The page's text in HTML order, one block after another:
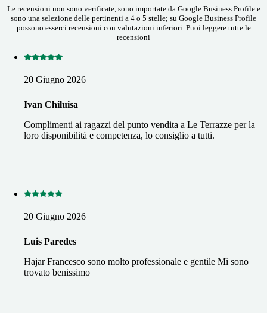
Le recensioni non sono verificate, sono importate da Google Business Profile e
sono una selezione delle pertinenti a 4 o 5 stelle; su Google Business Profile
possono esserci recensioni con valutazioni inferiori. Puoi leggere tutte le
recensioni
20 Giugno 2026
Ivan Chiluisa
Complimenti ai ragazzi del punto vendita a Le Terrazze per la
loro disponibilità e competenza, lo consiglio a tutti.
20 Giugno 2026
Luis Paredes
Hajar Francesco sono molto professionale e gentile Mi sono
trovato benissimo